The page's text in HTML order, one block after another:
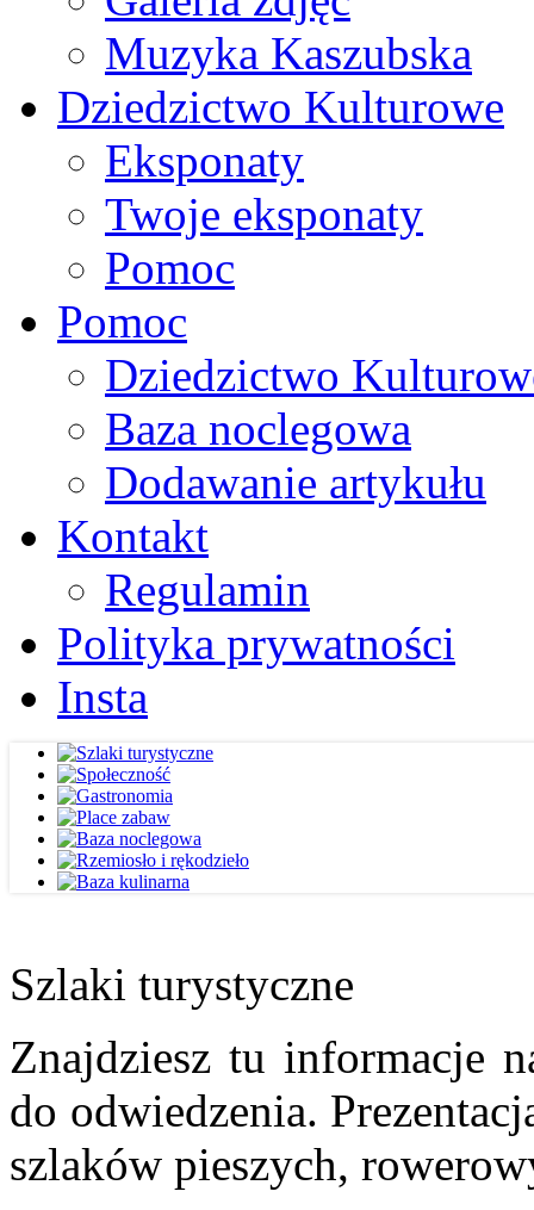
Muzyka Kaszubska
Dziedzictwo Kulturowe
Eksponaty
Twoje eksponaty
Pomoc
Pomoc
Dziedzictwo
Baza noclegowa
Dodawanie artykułu
Kontakt
Regulamin
Polityka prywatności
Insta
Szlaki turystyczne
Znajdziesz tu informacje
do odwiedzenia.
szlaków pieszych,